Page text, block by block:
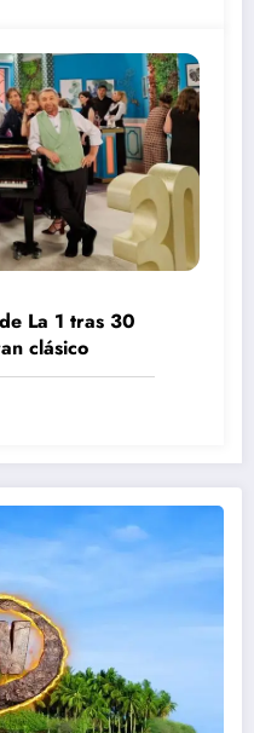
La 1 tras 30
clásico